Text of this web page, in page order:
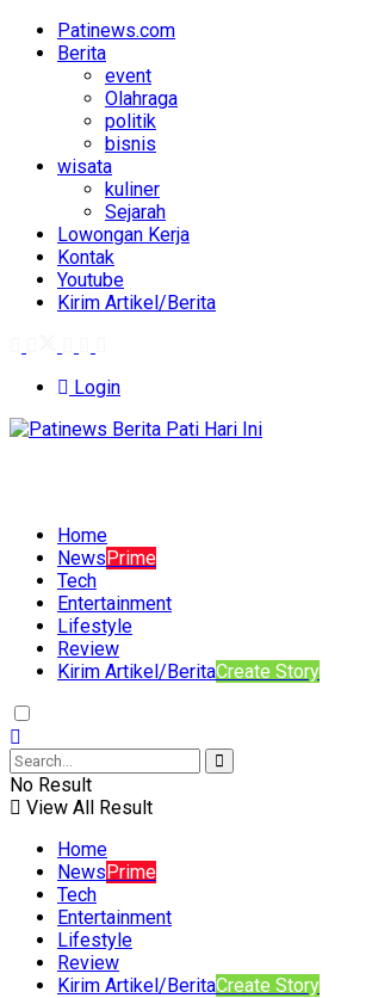
Patinews.com
Berita
event
Olahraga
politik
bisnis
wisata
kuliner
Sejarah
Lowongan Kerja
Kontak
Youtube
Kirim Artikel/Berita
Login
Home
NewsPrime
Tech
Entertainment
Lifestyle
Review
Kirim Artikel/BeritaCreate Story
No Result
View All Result
Home
NewsPrime
Tech
Entertainment
Lifestyle
Review
Kirim Artikel/BeritaCreate Story